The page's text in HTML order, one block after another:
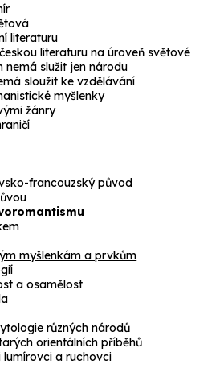
literaturu
literaturu na úroveň světové
nemá služit jen národu
sloužit ke vzdělávání
myšlenky
žánry
francouzský původ
myšlenkám a prvkům
a osamělost
různých národů
orientálních příběhů
lumírovci a ruchovci